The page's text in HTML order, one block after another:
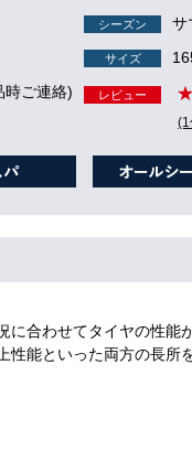
シーズン サ
サイズ
時ご連絡) レビュー
(1
合わせてタイヤの性能
能といった両方の長所